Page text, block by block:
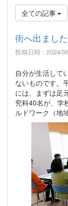
全ての記事
街へ出まし
投稿日時 : 2024/
自分が生活して
ないものです。
には、まずは足
究科40名が、学
ルドワーク（地